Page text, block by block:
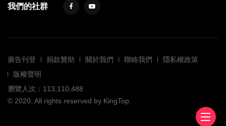
我們的社群
廣告刊登 捐款贊助 關於我們 聯絡我們
隱私權政策
版權聲明
瀏覽人次：113,110,488
© 2020. All rights reserved by KingTop.